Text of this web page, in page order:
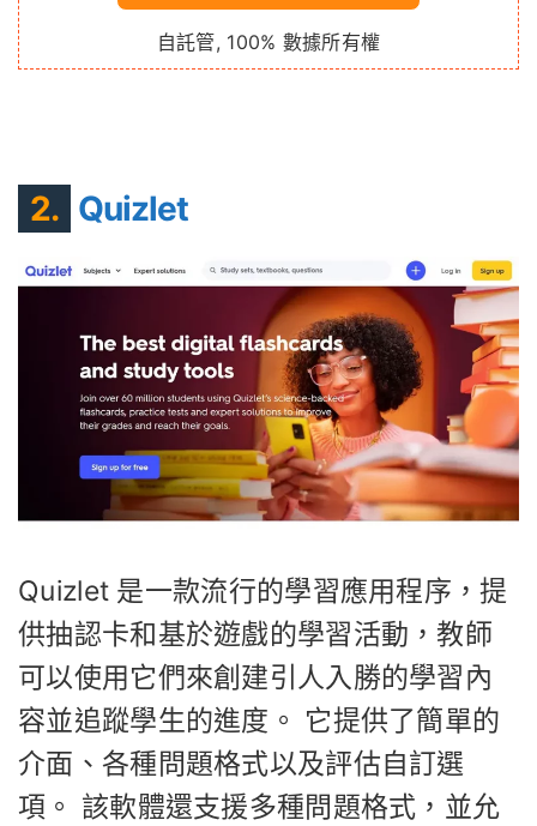
自託管, 100% 數據所有權
2. Quizlet
Quizlet 是一款流行的學習應用程序，提
供抽認卡和基於遊戲的學習活動，教師
可以使用它們來創建引人入勝的學習內
容並追蹤學生的進度。 它提供了簡單的
介面、各種問題格式以及評估自訂選
項。 該軟體還支援多種問題格式，並允